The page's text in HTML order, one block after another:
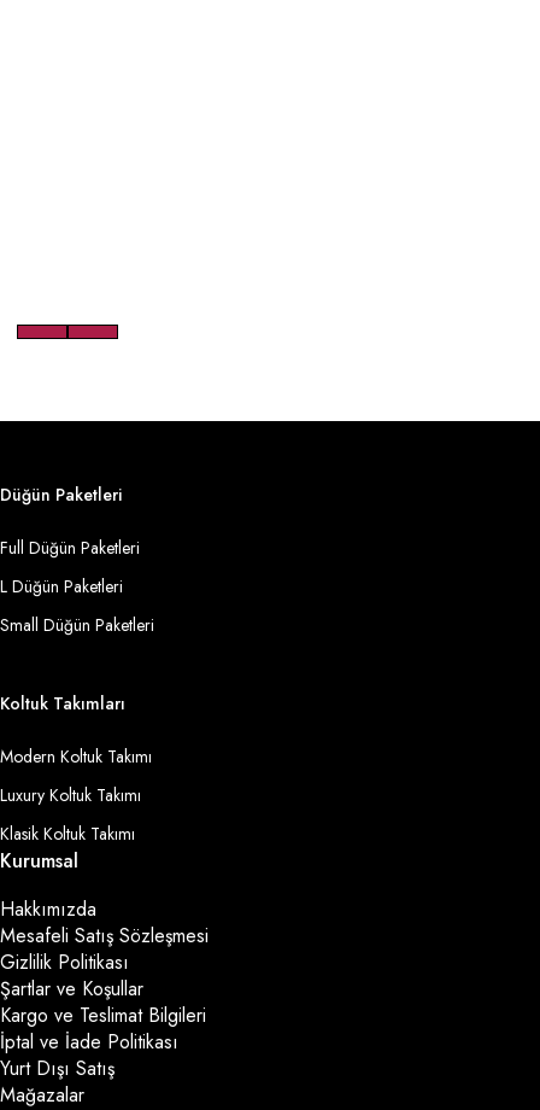
Düğün Paketleri
Full Düğün Paketleri
L Düğün Paketleri
Small Düğün Paketleri
Koltuk Takımları
Modern Koltuk Takımı
Luxury Koltuk Takımı
Klasik Koltuk Takımı
Kurumsal
Hakkımızda
Mesafeli Satış Sözleşmesi
Gizlilik Politikası
Şartlar ve Koşullar
Kargo ve Teslimat Bilgileri
İptal ve İade Politikası
Yurt Dışı Satış
Mağazalar